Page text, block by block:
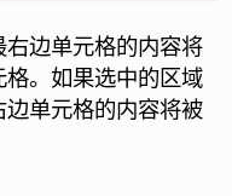
边单元格的内容将
。如果选中的区域
单元格的内容将被